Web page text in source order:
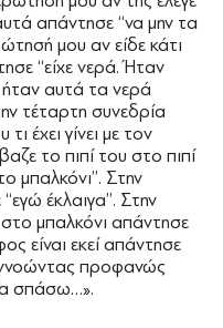
απάντησε ‘‘να μην τα
μου αν είδε κάτι
‘‘είχε νερά. Ήταν
αυτά τα νερά
τέταρτη συνεδρία
έχει γίνει με τον
το πιπί του στο πιπί
μπαλκόνι’’. Στην
έκλαιγα’’. Στην
μπαλκόνι απάντησε
είναι εκεί απάντησε
προφανώς
σπάσω…».